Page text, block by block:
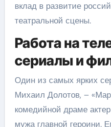
вклад в развитие
театральной сцены.
Работа на
сериалы и
Один из самых ярких
Михаил Долотов, –
комедийной драме
мужа главной героини.